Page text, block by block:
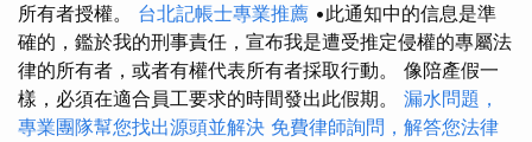
所有者授權。 台北記帳士專業推薦 •此通知中的信息是準
確的，鑑於我的刑事責任，宣布我是遭受推定侵權的專屬法
律的所有者，或者有權代表所有者採取行動。 像陪產假一
樣，必須在適合員工要求的時間發出此假期。 漏水問題，
專業團隊幫您找出源頭並解決 免費律師詢問，解答您法律